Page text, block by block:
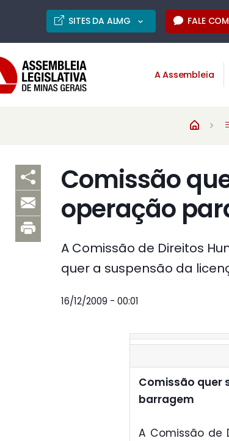
SITES DA ALMG FALE
A Assembleia
Comissão
operação
A Comissão de Direitos
quer a suspensão da
16/12/2009 - 00:01
Comissão quer
barragem
A Comissão de